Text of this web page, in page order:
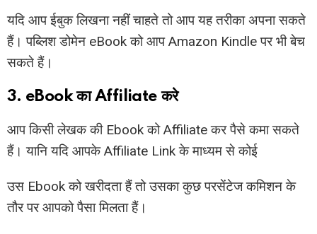
यदि आप ईबुक लिखना नहीं चाहते तो आप यह तरीका अपना सकते
हैं। पब्लिश डोमेन eBook को आप Amazon Kindle पर भी बेच
सकते हैं।
3. eBook का Affiliate करे
आप किसी लेखक की Ebook को Affiliate कर पैसे कमा सकते
हैं। यानि यदि आपके Affiliate Link के माध्यम से कोई
उस Ebook को खरीदता हैं तो उसका कुछ परसेंटेज कमिशन के
तौर पर आपको पैसा मिलता हैं।